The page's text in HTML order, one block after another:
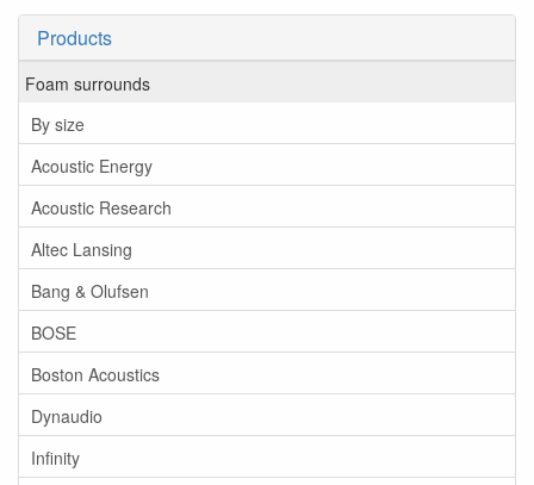
Products
Foam surrounds
By size
Acoustic Energy
Acoustic Research
Altec Lansing
Bang & Olufsen
BOSE
Boston Acoustics
Dynaudio
Infinity